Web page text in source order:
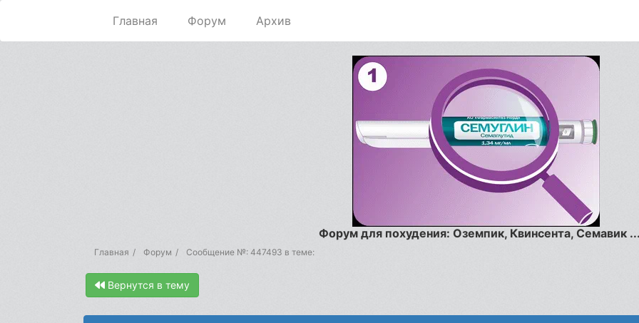
Главная Форум Архив
Форум для похудения: Оземпик, Квинсента, Семавик
Главная Форум Сообщение №: 447493 в теме:
Вернутся в тему